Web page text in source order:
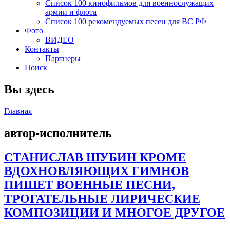
Список 100 кинофильмов для военнослужащих
армии и флота
Список 100 рекомендуемых песен для ВС РФ
Фото
ВИДЕО
Контакты
Партнеры
Поиск
Вы здесь
Главная
автор-исполнитель
СТАНИСЛАВ ШУБИН КРОМЕ
ВДОХНОВЛЯЮЩИХ ГИМНОВ
ПИШЕТ ВОЕННЫЕ ПЕСНИ,
ТРОГАТЕЛЬНЫЕ ЛИРИЧЕСКИЕ
КОМПОЗИЦИИ И МНОГОЕ ДРУГОЕ